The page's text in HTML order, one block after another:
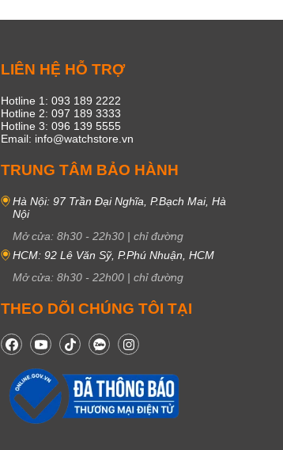
LIÊN HỆ HỖ TRỢ
Hotline 1: 093 189 2222
Hotline 2: 097 189 3333
Hotline 3: 096 139 5555
Email: info@watchstore.vn
TRUNG TÂM BẢO HÀNH
Hà Nội: 97 Trần Đại Nghĩa, P.Bạch Mai, Hà
Nội
Mở cửa: 8h30 - 22h30 | chỉ đường
HCM: 92 Lê Văn Sỹ, P.Phú Nhuận, HCM
Mở cửa: 8h30 - 22h00 | chỉ đường
THEO DÕI CHÚNG TÔI TẠI